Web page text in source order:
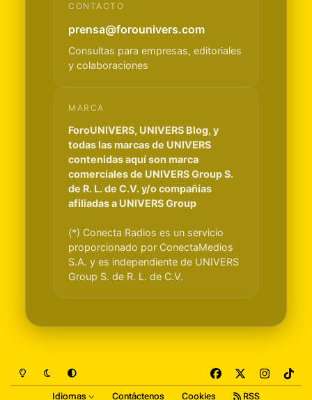
CONTACTO
prensa@forounivers.com
Consultas para empresas, editoriales
y colaboraciones
MARCA
ForoUNIVERS, UNIVERS Blog, y
todas las marcas de UNIVERS
contenidas aquí son marca
comerciales de UNIVERS Group S.
de R. L. de C.V. y/o compañías
afiliadas a UNIVERS Group
(*) Conecta Radios es un servicio
proporcionado por ConectaMedios
S.A. y es independiente de UNIVERS
Group S. de R. L. de C.V.
Light ModeDark ModeSystem Preference
a
n
i
Idiomas Contáctenos Cookies RSS